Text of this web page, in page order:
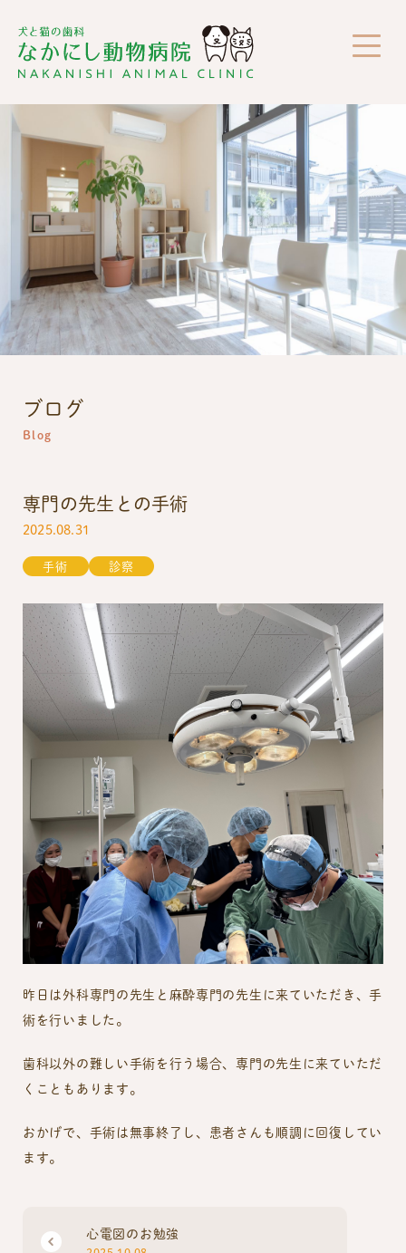
ブログ
Blog
専門の先生との手術
2025.08.31
手術 診察
昨日は外科専門の先生と麻酔専門の先生に来ていただき、手
術を行いました。
歯科以外の難しい手術を行う場合、専門の先生に来ていただ
くこともあります。
おかげで、手術は無事終了し、患者さんも順調に回復してい
ます。
心電図のお勉強